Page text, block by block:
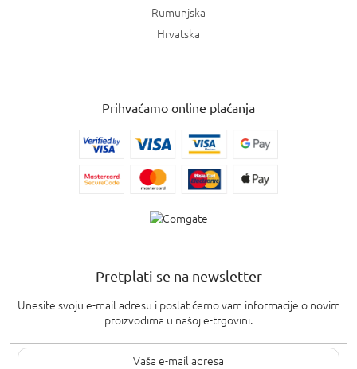
Rumunjska
Hrvatska
Prihvaćamo online plaćanja
Pretplati se na newsletter
Unesite svoju e-mail adresu i poslat ćemo vam informacije o novim
proizvodima u našoj e-trgovini.